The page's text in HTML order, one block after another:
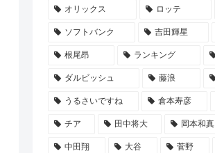
オリックス ロッテ
ソフトバンク 吉田輝星
根尾昂 ランキング
ダルビッシュ 藤浪
うるさいですね 倉本寿彦
チア 田中将大 岡本和真
中田翔 大谷 菅野